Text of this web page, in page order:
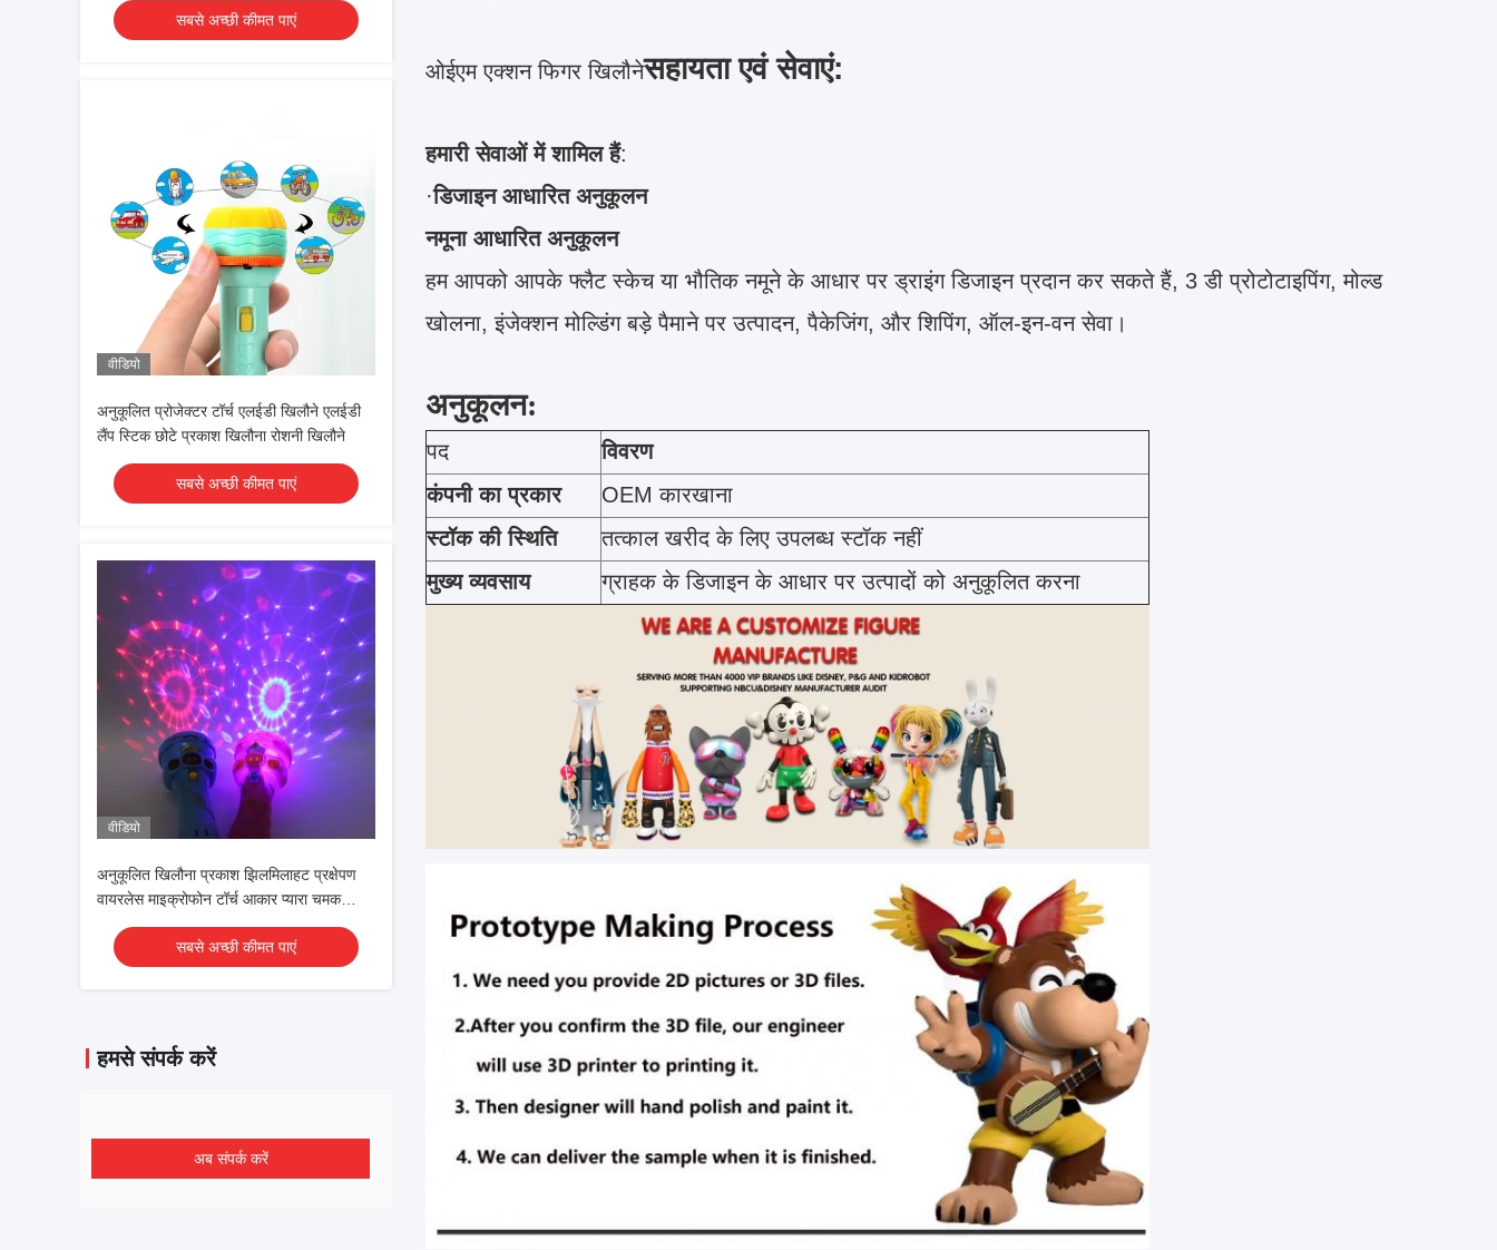
सबसे अच्छी कीमत पाएं
वीडियो
अनुकूलित प्रोजेक्टर टॉर्च एलईडी खिलौने एलईडी
लैंप स्टिक छोटे प्रकाश खिलौना रोशनी खिलौने
सबसे अच्छी कीमत पाएं
वीडियो
अनुकूलित खिलौना प्रकाश झिलमिलाहट प्रक्षेपण
वायरलेस माइक्रोफोन टॉर्च आकार प्यारा चमक
खिलौना
सबसे अच्छी कीमत पाएं
हमसे संपर्क करें
अब संपर्क करें
ओईएम एक्शन फिगर खिलौनेसहायता एवं सेवाएं:
हमारी सेवाओं में शामिल हैं:
·डिजाइन आधारित अनुकूलन
नमूना आधारित अनुकूलन
हम आपको आपके फ्लैट स्केच या भौतिक नमूने के आधार पर ड्राइंग डिजाइन प्रदान कर सकते हैं, 3 डी प्रोटोटाइपिंग, मोल्ड
खोलना, इंजेक्शन मोल्डिंग बड़े पैमाने पर उत्पादन, पैकेजिंग, और शिपिंग, ऑल-इन-वन सेवा।
अनुकूलन:
पद
विवरण
कंपनी का प्रकार
OEM कारखाना
स्टॉक की स्थिति
तत्काल खरीद के लिए उपलब्ध स्टॉक नहीं
मुख्य व्यवसाय
ग्राहक के डिजाइन के आधार पर उत्पादों को अनुकूलित करना